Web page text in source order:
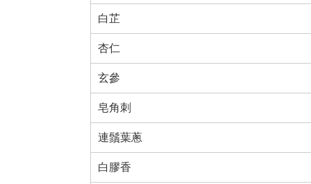
白芷
杏仁
玄參
皂角刺
連鬚葉蔥
白膠香